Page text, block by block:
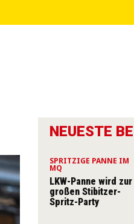
NEUESTE
SPRITZIGE PANNE IM
MQ
LKW-Panne wird zur
großen Stibitzer-
Spritz-Party